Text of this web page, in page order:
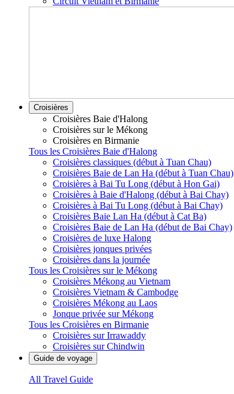
Croisières
Croisières Baie d'Halong
Croisières sur le Mékong
Croisières en Birmanie
Tous les Croisières Baie d'Halong
Croisières classiques (début à Tuan Chau)
Croisières Baie de Lan Ha (début à Tuan Chau)
Croisières à Bai Tu Long (début à Hon Gai)
Croisières à Baie d'Halong (début à Bai Chay)
Croisières à Bai Tu Long (début à Bai Chay)
Croisières Baie Lan Ha (début à Cat Ba)
Croisières Baie de Lan Ha (début de Bai Chay)
Croisières de luxe Halong
Croisières jonques privées
Croisières dans la journée
Tous les Croisières sur le Mékong
Croisières Mékong au Vietnam
Croisières Vietnam & Cambodge
Croisières Mékong au Laos
Jonque privée sur Mékong
Tous les Croisières en Birmanie
Croisières sur Irrawaddy
Croisières sur Chindwin
Guide de voyage
All Travel Guide